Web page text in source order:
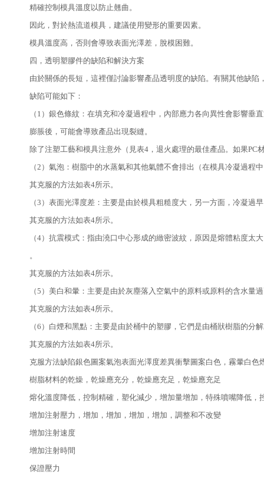
精確控制模具溫度以防止翹曲。
因此，對於熱流道模具，建議使用變形的重要因素。
模具溫度高，否則會導致表面光澤差，脫模困難。
四，透明塑膠件的缺陷和解決方案
由於關係的長短，這裡僅討論影響產品透明度的缺陷。有關其他缺陷
缺陷可能如下：
（1）銀色條紋：在填充和冷凝過程中，內部應力各向異性會影響
膨脹後，可能會導致產品出現裂縫。
除了注塑工藝和模具注意外（見表4，退火處理的最佳產品。如果
（2）氣泡：樹脂中的水蒸氣和其他氣體不會排出（在模具冷凝過
其克服的方法如表4所示。
（3）表面光澤度差：主要是由於模具粗糙度大，另一方面，冷凝
其克服的方法如表4所示。
（4）抗震模式：指由澆口中心形成的緻密波紋，原因是熔體粘度
。
其克服的方法如表4所示。
（5）美白和暈：主要是由於灰塵落入空氣中的原料或原料的含水量
其克服的方法如表4所示。
（6）白煙和黑點：主要是由於桶中的塑膠，它們是由桶狀樹脂的分
其克服的方法如表4所示。
克服方法缺陷銀色圖案氣泡表面光澤度差異衝擊圖案白色，霧暈白
樹脂材料的乾燥，乾燥應充分，乾燥應充足，乾燥應充足
熔化溫度降低，控制精確，塑化減少，增加量增加，特殊噴嘴降低，
增加注射壓力，增加，增加，增加，增加，調整和不改變
增加注射速度
增加注射時間
保證壓力